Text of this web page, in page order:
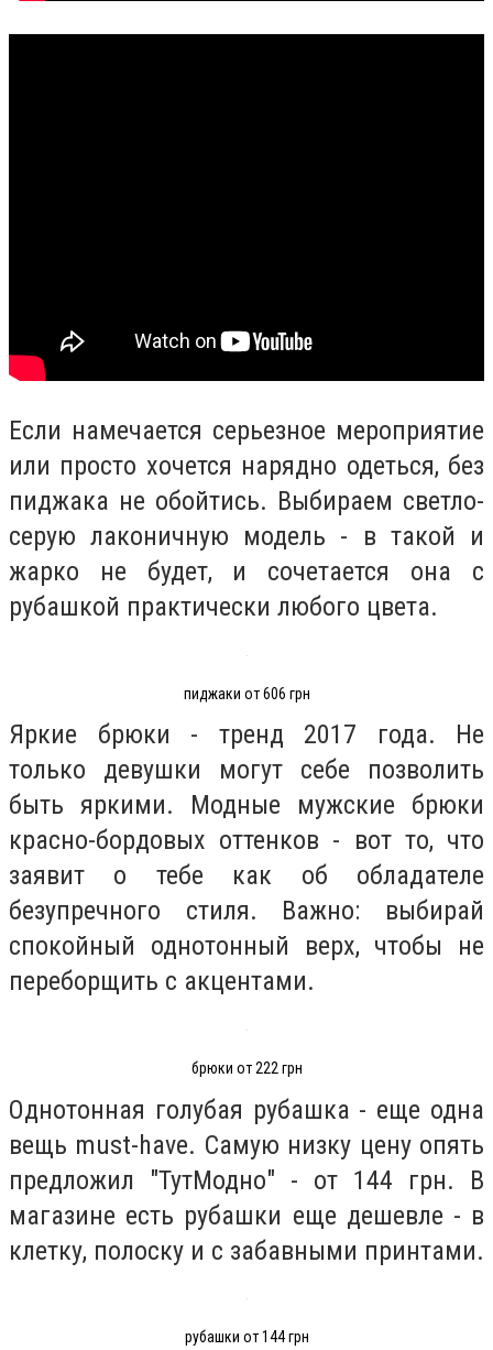
Если намечается серьезное мероприятие
или просто хочется нарядно одеться, без
пиджака не обойтись. Выбираем светло-
серую лаконичную модель - в такой и
жарко не будет, и сочетается она с
рубашкой практически любого цвета.
пиджаки от 606 грн
Яркие брюки - тренд 2017 года. Не
только девушки могут себе позволить
быть яркими. Модные мужские брюки
красно-бордовых оттенков - вот то, что
заявит о тебе как об обладателе
безупречного стиля. Важно: выбирай
спокойный однотонный верх, чтобы не
переборщить с акцентами.
брюки от 222 грн
Однотонная голубая рубашка - еще одна
вещь must-have. Самую низку цену опять
предложил "ТутМодно" - от 144 грн. В
магазине есть рубашки еще дешевле - в
клетку, полоску и с забавными принтами.
рубашки от 144 грн